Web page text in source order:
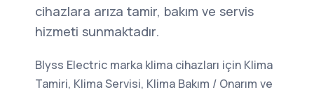
cihazlara arıza tamir, bakım ve servis
hizmeti sunmaktadır.
Blyss Electric marka klima cihazları için Klima
Tamiri, Klima Servisi, Klima Bakım / Onarım ve